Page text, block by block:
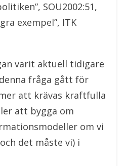
SOU2002:51,
exempel”, ITK
varit aktuell tidigare
fråga gått för
att krävas kraftfulla
att bygga om
om vi
det måste vi) i